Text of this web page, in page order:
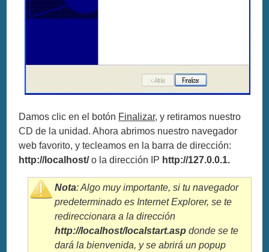
Damos clic en el botón Finalizar, y retiramos nuestro
CD de la unidad. Ahora abrimos nuestro navegador
web favorito, y tecleamos en la barra de dirección:
http://localhost/o la dirección IP http://127.0.0.1.
Nota: Algo muy importante, si tu navegador
predeterminado es Internet Explorer, se te
redireccionara a la dirección
http://localhost/localstart.aspdonde se te
dará la bienvenida, y se abrirá un popup